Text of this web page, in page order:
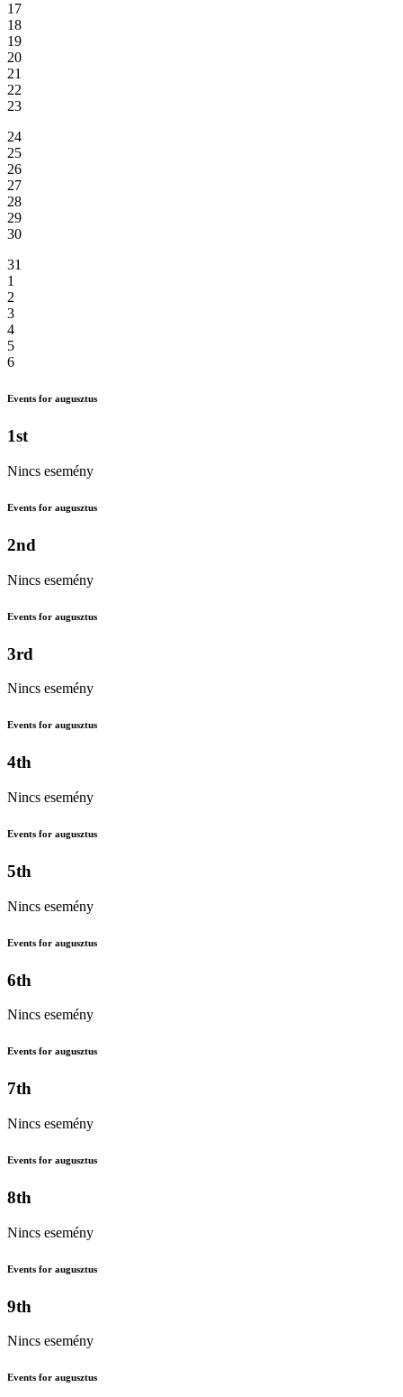
17
18
19
20
21
22
23
24
25
26
27
28
29
30
31
1
2
3
4
5
6
Events for augusztus
1st
Nincs esemény
Events for augusztus
2nd
Nincs esemény
Events for augusztus
3rd
Nincs esemény
Events for augusztus
4th
Nincs esemény
Events for augusztus
5th
Nincs esemény
Events for augusztus
6th
Nincs esemény
Events for augusztus
7th
Nincs esemény
Events for augusztus
8th
Nincs esemény
Events for augusztus
9th
Nincs esemény
Events for augusztus